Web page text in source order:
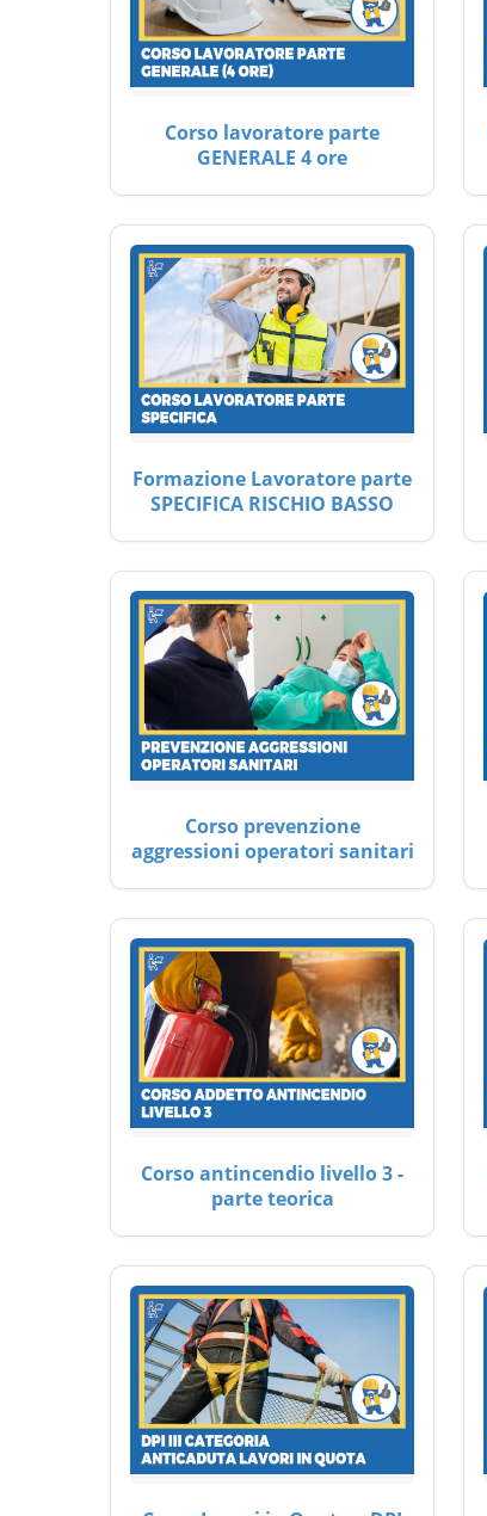
Corso lavoratore parte
GENERALE 4 ore
Formazione Lavoratore parte
SPECIFICA RISCHIO BASSO
Corso prevenzione
aggressioni operatori sanitari
Corso antincendio livello 3 -
parte teorica